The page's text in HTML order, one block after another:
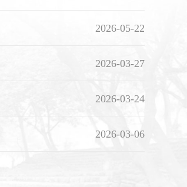
2026-05-22
2026-03-27
2026-03-24
2026-03-06